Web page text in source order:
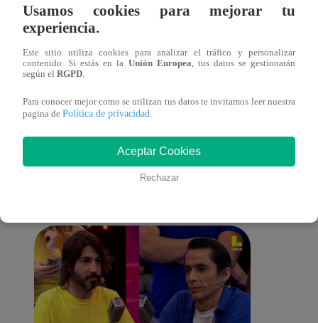
Asesinan a comerciante ferretero dentro de
También te puede
interesar
Usamos cookies para mejorar tu
experiencia.
Este sitio utiliza cookies para analizar el tráfico y personalizar
contenido. Si estás en la Unión Europea, tus datos se gestionarán
según el RGPD.
Para conocer mejor como se utilizan tus datos te invitamos leer nuestra
pagina de Política de privacidad.
Aceptar Cookies
Rechazar